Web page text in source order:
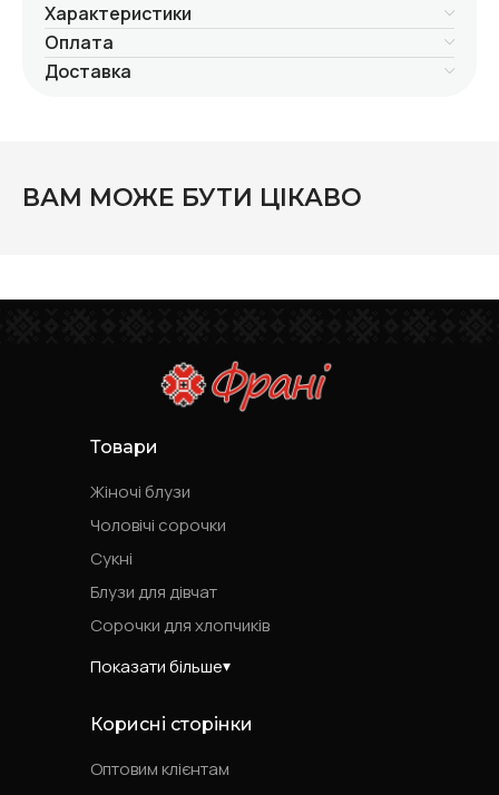
Характеристики
Оплата
Доставка
ВАМ МОЖЕ БУТИ ЦІКАВО
Товари
Жіночі блузи
Чоловічі сорочки
Сукні
Блузи для дівчат
Сорочки для хлопчиків
Показати більше
Корисні сторінки
Оптовим клієнтам